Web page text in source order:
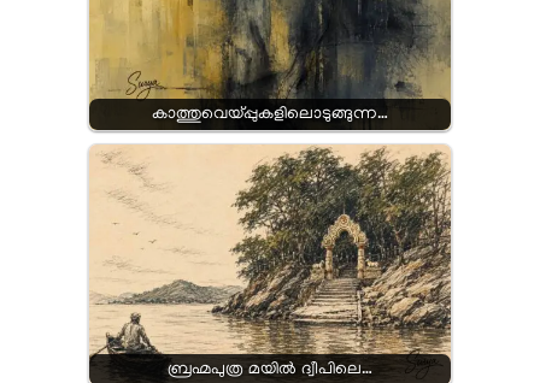
കാത്തുവെയ്പ്പുകളിലൊടുങ്ങുന്ന…
ബ്രഹ്മപുത്ര മയിൽ ദ്വീപിലെ…